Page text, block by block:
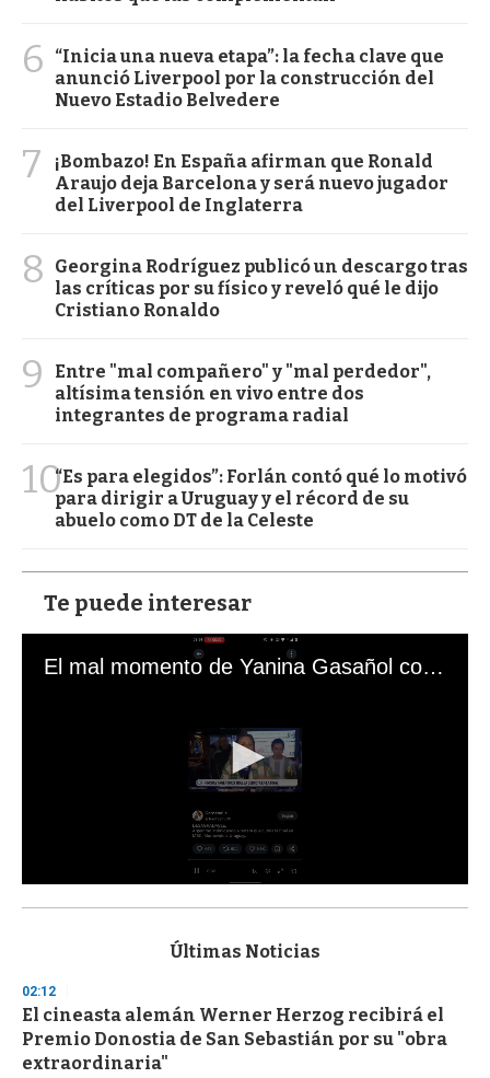
6
“Inicia una nueva etapa”: la fecha clave que
anunció Liverpool por la construcción del
Nuevo Estadio Belvedere
7
¡Bombazo! En España afirman que Ronald
Araujo deja Barcelona y será nuevo jugador
del Liverpool de Inglaterra
8
Georgina Rodríguez publicó un descargo tras
las críticas por su físico y reveló qué le dijo
Cristiano Ronaldo
9
Entre "mal compañero" y "mal perdedor",
altísima tensión en vivo entre dos
integrantes de programa radial
10“Es para elegidos”: Forlán contó qué lo motivó
para dirigir a Uruguay y el récord de su
abuelo como DT de la Celeste
Te puede interesar
El mal momento de Yanina Gasañol con un hincha argentino en "Subrayado"
s
d
s
o
f
3
Últimas Noticias
02:12
El cineasta alemán Werner Herzog recibirá el
Premio Donostia de San Sebastián por su "obra
extraordinaria"